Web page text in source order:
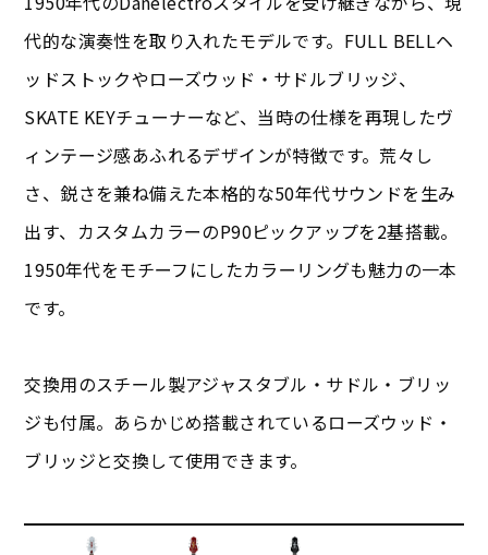
代的な演奏性を取り入れたモデルです。FULL BELLヘ
ッドストックやローズウッド・サドルブリッジ、
SKATE KEYチューナーなど、当時の仕様を再現したヴ
ィンテージ感あふれるデザインが特徴です。荒々し
さ、鋭さを兼ね備えた本格的な50年代サウンドを生み
出す、カスタムカラーのP90ピックアップを2基搭載。
1950年代をモチーフにしたカラーリングも魅力の一本
です。
交換用のスチール製アジャスタブル・サドル・ブリッ
ジも付属。あらかじめ搭載されているローズウッド・
ブリッジと交換して使用できます。